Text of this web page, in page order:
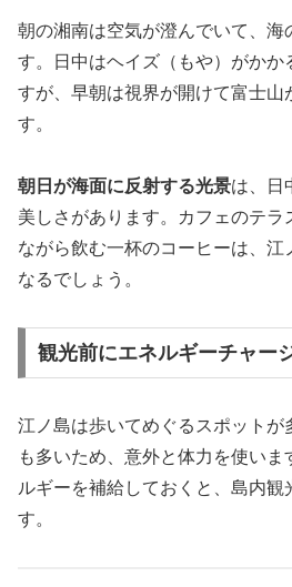
朝の湘南は空気が澄んでいて、海
す。日中はヘイズ（もや）がかか
すが、早朝は視界が開けて富士山
す。
朝日が海面に反射する光景は、日
美しさがあります。カフェのテラ
ながら飲む一杯のコーヒーは、江
なるでしょう。
観光前にエネルギーチャー
江ノ島は歩いてめぐるスポットが
も多いため、意外と体力を使い
ルギーを補給しておくと、島内観
す。